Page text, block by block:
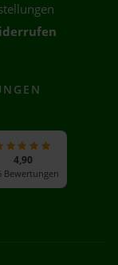
4,90
Bewertungen